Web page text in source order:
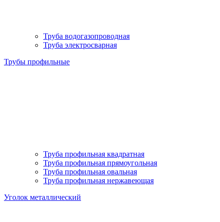
Труба водогазопроводная
Труба электросварная
Трубы профильные
Труба профильная квадратная
Труба профильная прямоугольная
Труба профильная овальная
Труба профильная нержавеющая
Уголок металлический